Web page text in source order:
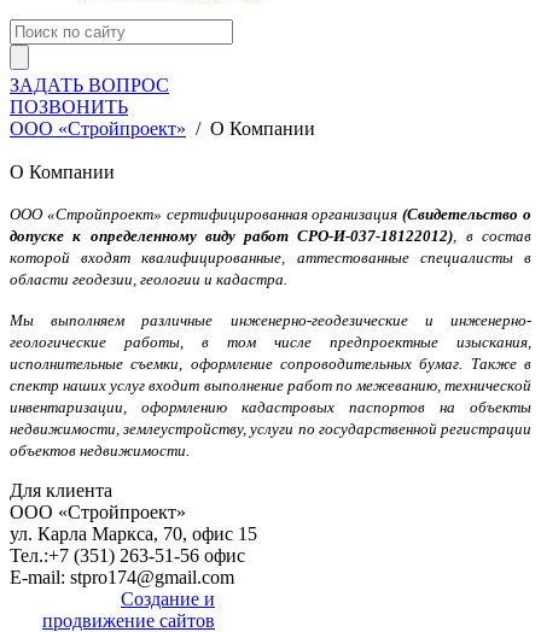
ЗАДАТЬ ВОПРОС
ПОЗВОНИТЬ
OOO «Стройпроект» / О Компании
О Компании
ООО «Стройпроект» сертифицированная организация(Свидетельство о
допуске к определенному виду работ СРО-И-037-18122012), в состав
которой входят квалифицированные, аттестованные специалисты в
области геодезии, геологии и кадастра.
Мы выполняем различные инженерно-геодезические и инженерно-
геологические работы, в том числе предпроектные изыскания,
исполнительные съемки, оформление сопроводительных бумаг. Также в
спектр наших услуг входит выполнение работ по межеванию, технической
инвентаризации, оформлению кадастровых паспортов на объекты
недвижимости, землеустройству, услуги по государственной регистрации
объектов недвижимости.
Для клиента
OOO «Стройпроект»
ул. Карла Маркса, 70, офис 15
Тел.:+7 (351) 263-51-56 офис
E-mail: stpro174@gmail.com
Создание и
продвижение сайтов